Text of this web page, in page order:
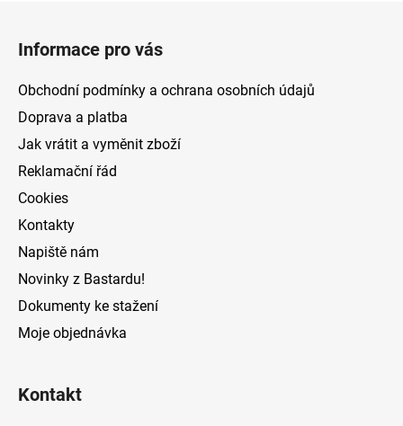
c
Informace pro vás
Obchodní podmínky a ochrana osobních údajů
Doprava a platba
Jak vrátit a vyměnit zboží
Reklamační řád
Cookies
Kontakty
Napiště nám
Novinky z Bastardu!
Dokumenty ke stažení
Moje objednávka
Kontakt